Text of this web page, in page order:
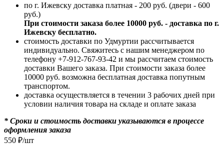
по г. Ижевску доставка платная - 200 руб. (двери - 600
руб.)
При стоимости заказа более 10000 руб. - доставка по г.
Ижевску бесплатно.
стоимость доставки по Удмуртии рассчитывается
индивидуально. Свяжитесь с нашим менеджером по
телефону +7-912-767-93-42 и мы рассчитаем стоимость
доставки Вашего заказа. При стоимости заказа более
10000 руб. возможна бесплатная доставка попутным
транспортом.
доставка осуществляется в течении 3 рабочих дней при
условии наличия товара на складе и оплате заказа
* Сроки и стоимость доставки указываются в процессе
оформления заказа
550 ₽/шт